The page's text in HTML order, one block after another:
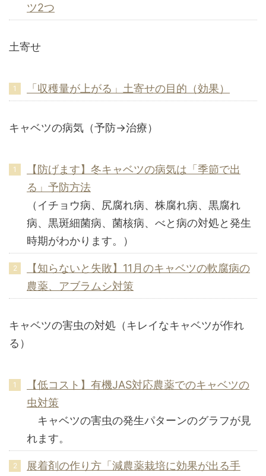
ツ2つ
土寄せ
「収穫量が上がる」土寄せの目的（効果）
キャベツの病気（予防→治療）
【防げます】冬キャベツの病気は「季節で出
る」予防方法
（イチョウ病、尻腐れ病、株腐れ病、黒腐れ
病、黒斑細菌病、菌核病、べと病の対処と発生
時期がわかります。）
【知らないと失敗】11月のキャベツの軟腐病の
農薬、アブラムシ対策
キャベツの害虫の対処（キレイなキャベツが作れ
る）
【低コスト】有機JAS対応農薬でのキャベツの
虫対策
キャベツの害虫の発生パターンのグラフが見
れます。
展着剤の作り方「減農薬栽培に効果が出る手